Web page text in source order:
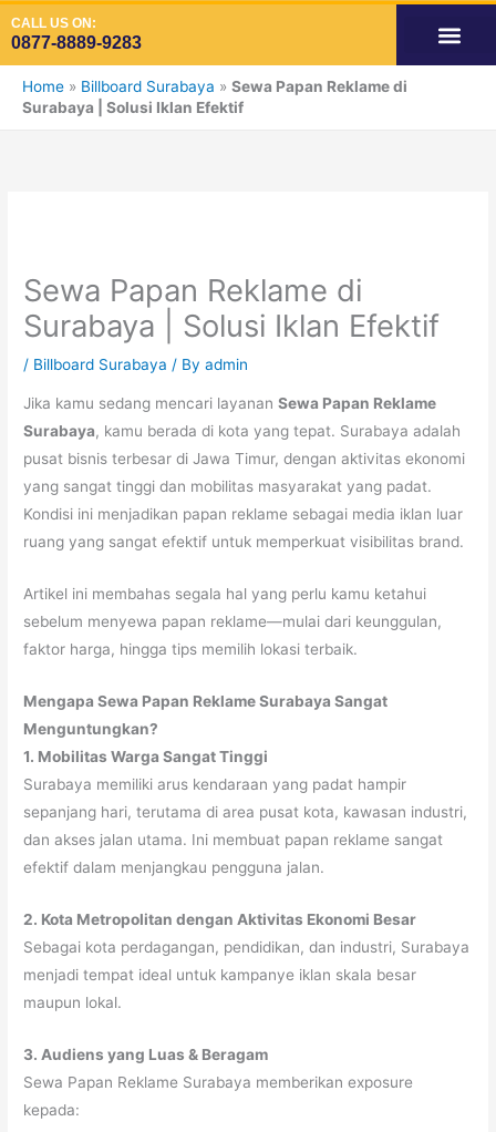
to
content
CALL US ON:
0877-8889-9283
Home » Billboard Surabaya » Sewa Papan Reklame di
Surabaya | Solusi Iklan Efektif
Sewa Papan Reklame di
Surabaya | Solusi Iklan Efektif
/ Billboard Surabaya / Byadmin
Jika kamu sedang mencari layananSewa Papan Reklame
Surabaya, kamu berada di kota yang tepat. Surabaya adalah
pusat bisnis terbesar di Jawa Timur, dengan aktivitas ekonomi
yang sangat tinggi dan mobilitas masyarakat yang padat.
Kondisi ini menjadikan papan reklame sebagai media iklan luar
ruang yang sangat efektif untuk memperkuat visibilitas brand.
Artikel ini membahas segala hal yang perlu kamu ketahui
sebelum menyewa papan reklame—mulai dari keunggulan,
faktor harga, hingga tips memilih lokasi terbaik.
Mengapa Sewa Papan Reklame Surabaya Sangat
Menguntungkan?
1. Mobilitas Warga Sangat Tinggi
Surabaya memiliki arus kendaraan yang padat hampir
sepanjang hari, terutama di area pusat kota, kawasan industri,
dan akses jalan utama. Ini membuat papan reklame sangat
efektif dalam menjangkau pengguna jalan.
2. Kota Metropolitan dengan Aktivitas Ekonomi Besar
Sebagai kota perdagangan, pendidikan, dan industri, Surabaya
menjadi tempat ideal untuk kampanye iklan skala besar
maupun lokal.
3. Audiens yang Luas & Beragam
Sewa Papan Reklame Surabaya memberikan exposure
kepada: